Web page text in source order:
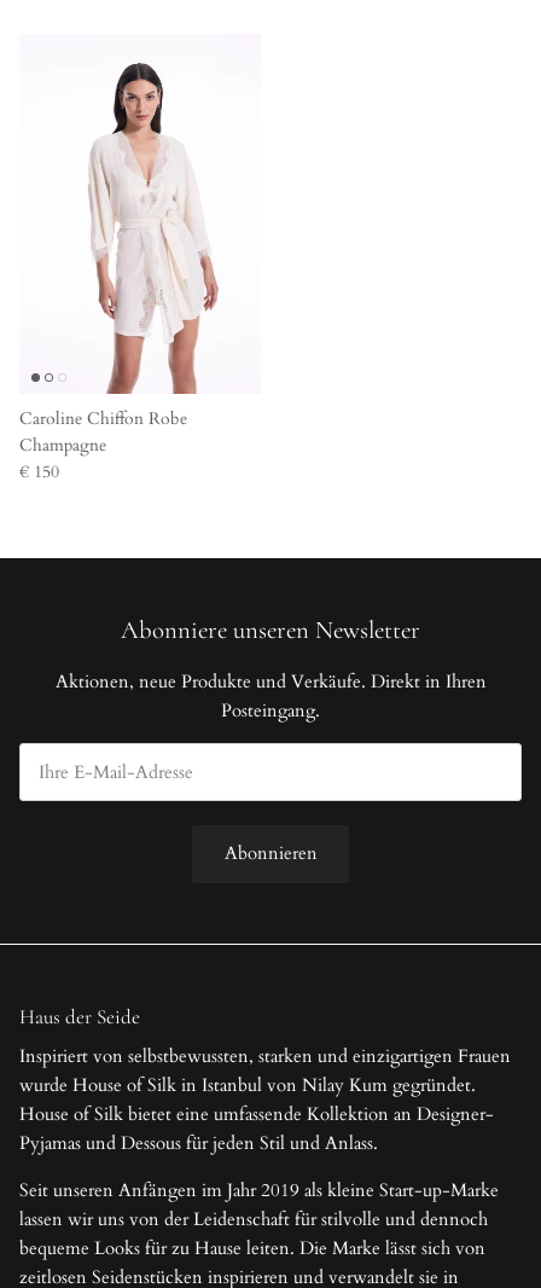
Caroline Chiffon Robe
Champagne
€ 150
Abonniere unseren Newsletter
Aktionen, neue Produkte und Verkäufe. Direkt in Ihren
Posteingang.
Abonnieren
Haus der Seide
Inspiriert von selbstbewussten, starken und einzigartigen Frauen
wurde House of Silk in Istanbul von Nilay Kum gegründet.
House of Silk bietet eine umfassende Kollektion an Designer-
Pyjamas und Dessous für jeden Stil und Anlass.
Seit unseren Anfängen im Jahr 2019 als kleine Start-up-Marke
lassen wir uns von der Leidenschaft für stilvolle und dennoch
bequeme Looks für zu Hause leiten. Die Marke lässt sich von
zeitlosen Seidenstücken inspirieren und verwandelt sie in